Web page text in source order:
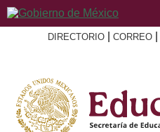
DIRECTORIO CORREO